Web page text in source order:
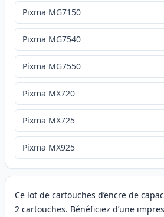
Ce lot de cartouches d’encre de
2 cartouches. Bénéficiez d’une
Pixma MG7150
Pixma MG7540
Pixma MG7550
Pixma MX720
Pixma MX725
Pixma MX925